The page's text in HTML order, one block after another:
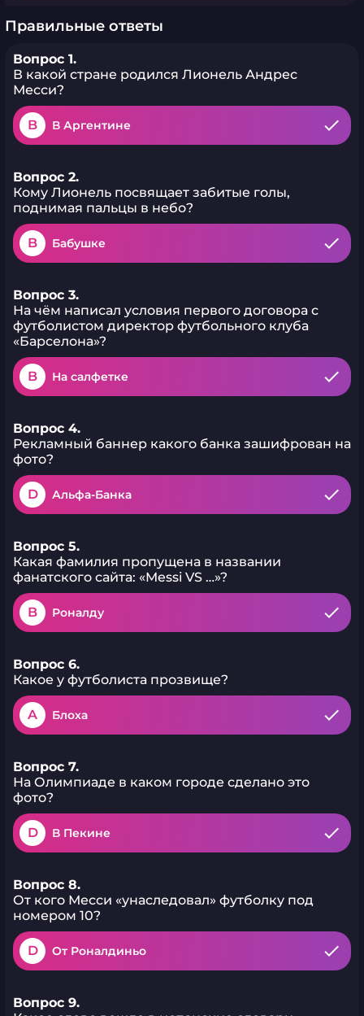
Правильные ответы
Вопрос 1.
В какой стране родился Лионель Андрес
Месси?
B В Аргентине
Вопрос 2.
Кому Лионель посвящает забитые голы,
поднимая пальцы в небо?
B Бабушке
Вопрос 3.
На чём написал условия первого договора с
футболистом директор футбольного клуба
«Барселона»?
B На салфетке
Вопрос 4.
Рекламный баннер какого банка зашифрован на
фото?
D Альфа-Банка
Вопрос 5.
Какая фамилия пропущена в названии
фанатского сайта: «Messi VS …»?
B Роналду
Вопрос 6.
Какое у футболиста прозвище?
A Блоха
Вопрос 7.
На Олимпиаде в каком городе сделано это
фото?
D В Пекине
Вопрос 8.
От кого Месси «унаследовал» футболку под
номером 10?
D От Роналдиньо
Вопрос 9.